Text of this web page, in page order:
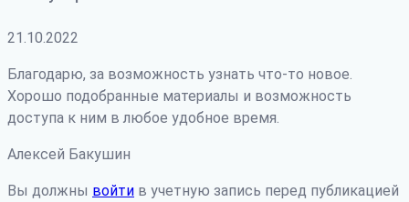
21.10.2022
Благодарю, за возможность узнать что-то новое.
Хорошо подобранные материалы и возможность
доступа к ним в любое удобное время.
Алексей Бакушин
Вы должны войти в учетную запись перед публикацией